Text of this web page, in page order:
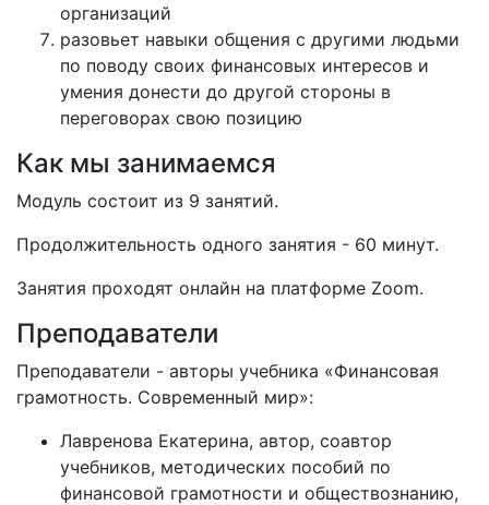
организаций
разовьет навыки общения с другими людьми
по поводу своих финансовых интересов и
умения донести до другой стороны в
переговорах свою позицию
Как мы занимаемся
Модуль состоит из 9 занятий.
Продолжительность одного занятия - 60 минут.
Занятия проходят онлайн на платформе Zoom.
Преподаватели
Преподаватели - авторы учебника «Финансовая
грамотность. Современный мир»:
Лавренова Екатерина, автор, соавтор
учебников, методических пособий по
финансовой грамотности и обществознанию,